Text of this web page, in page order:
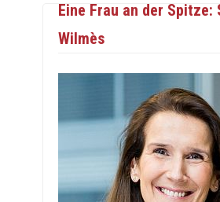
Eine Frau an der Spitze:
Wilmès